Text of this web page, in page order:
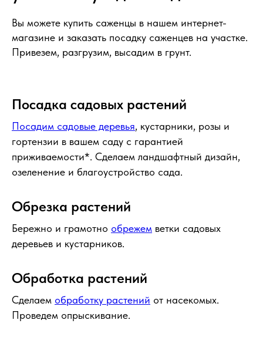
Вы можете купить саженцы в нашем интернет-
магазине и заказать посадку саженцев на участке.
Привезем, разгрузим, высадим в грунт.
Посадка садовых растений
Посадим садовые деревья, кустарники, розы и
гортензии в вашем саду с гарантией
приживаемости*. Сделаем ландшафтный дизайн,
озеленение и благоустройство сада.
Обрезка растений
Бережно и грамотно обрежем ветки садовых
деревьев и кустарников.
Обработка растений
Сделаем обработку растений от насекомых.
Проведем опрыскивание.